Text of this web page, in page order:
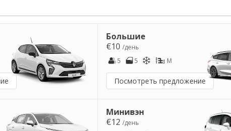
Большие
€10 /день
5
5 M
Посмотреть предложение
Минивэн
€12 /день